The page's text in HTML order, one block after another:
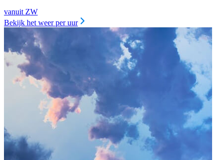
vanuit ZW
Bekijk het weer per uur